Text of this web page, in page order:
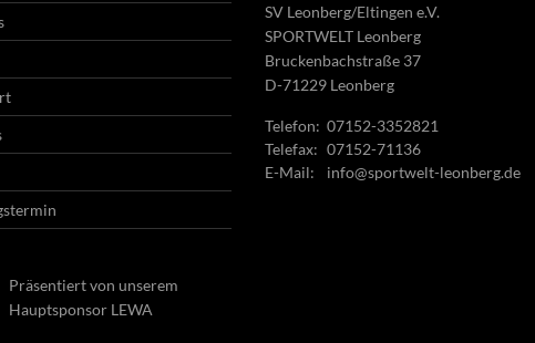
Präsentiert von unserem
Hauptsponsor LEWA
SV Leonberg/Eltingen e.V.
SPORTWELT Leonberg
Bruckenbachstraße 37
D-71229 Leonberg
Telefon: 07152-3352821
Telefax: 07152-71136
E-Mail:
info@sportwelt-leonberg.de